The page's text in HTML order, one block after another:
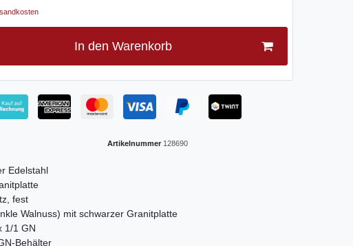
In den Warenkorb
Artikelnummer 128690
Edelstahl
fest
Walnuss) mit schwarzer Granitplatte
1/1 GN
Behälter